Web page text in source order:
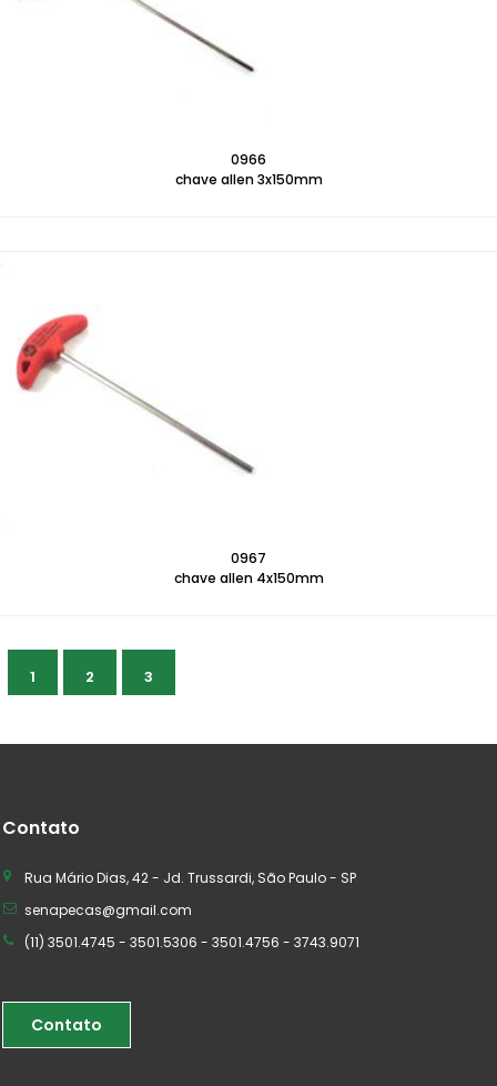
0966
chave allen 3x150mm
0967
chave allen 4x150mm
1 2 3
Contato
Rua Mário Dias, 42 - Jd. Trussardi, São Paulo - SP
senapecas@gmail.com
(11) 3501.4745 - 3501.5306 - 3501.4756 - 3743.9071
Contato